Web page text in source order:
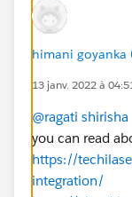
himani goyanka
13 janv. 2022 à
@ragati shirisha
you can read
https://
integration/